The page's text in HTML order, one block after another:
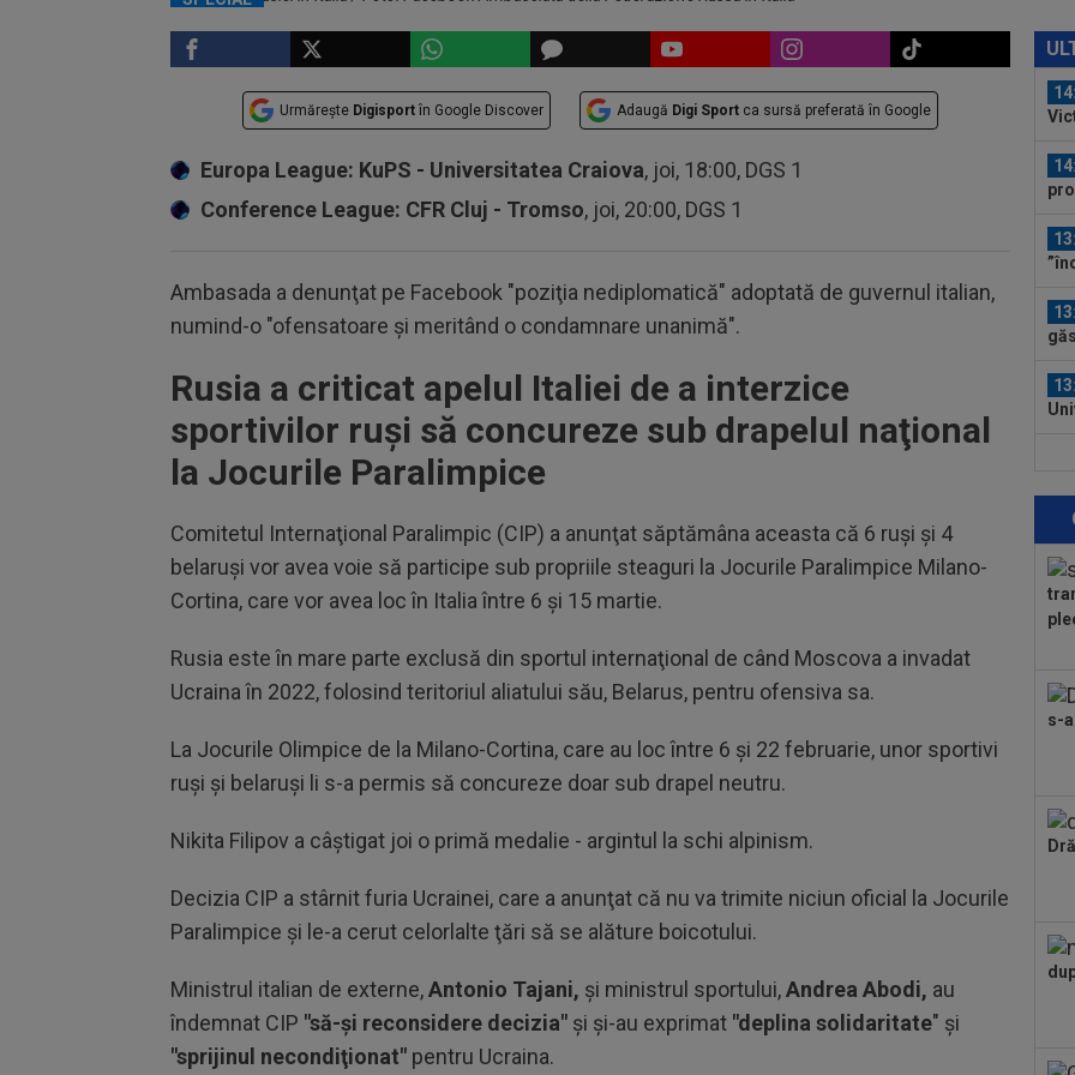
Urmărește Digisport în Google Discover Adaugă Digi Sport ca sursă preferată în Google
Europa League: KuPS - Universitatea Craiova, joi, 18:00, DGS 1
Conference League: CFR Cluj - Tromso, joi, 20:00, DGS 1
Ambasada a denunţat pe Facebook "poziţia nediplomatică" adoptată de guvernul italian,
numind-o "ofensatoare şi meritând o condamnare unanimă".
Rusia a criticat apelul Italiei de a interzice
sportivilor ruşi să concureze sub drapelul naţional
la Jocurile Paralimpice
Comitetul Internaţional Paralimpic (CIP) a anunţat săptămâna aceasta că 6 ruşi şi 4
belaruşi vor avea voie să participe sub propriile steaguri la Jocurile Paralimpice Milano-
Cortina, care vor avea loc în Italia între 6 şi 15 martie.
Rusia este în mare parte exclusă din sportul internaţional de când Moscova a invadat
Ucraina în 2022, folosind teritoriul aliatului său, Belarus, pentru ofensiva sa.
La Jocurile Olimpice de la Milano-Cortina, care au loc între 6 şi 22 februarie, unor sportivi
ruşi şi belaruşi li s-a permis să concureze doar sub drapel neutru.
Nikita Filipov a câștigat joi o primă medalie - argintul la schi alpinism.
Decizia CIP a stârnit furia Ucrainei, care a anunţat că nu va trimite niciun oficial la Jocurile
Paralimpice şi le-a cerut celorlalte ţări să se alăture boicotului.
Ministrul italian de externe,Antonio Tajani, şi ministrul sportului,Andrea Abodi, au
îndemnat CIP "să-şi reconsidere decizia" şi şi-au exprimat "deplina solidaritate" şi
"sprijinul necondiţionat" pentru Ucraina.
și-
s-